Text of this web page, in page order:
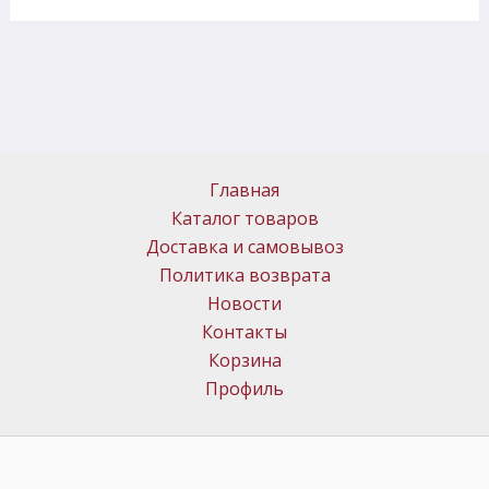
Главная
Каталог товаров
Доставка и самовывоз
Политика возврата
Новости
Контакты
Корзина
Профиль